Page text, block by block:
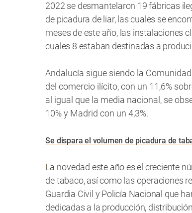
2022 se desmantelaron 19 fábricas
de picadura de liar, las cuales se
meses de este año, las instalaciones
cuales 8 estaban destinadas a
Andalucía sigue siendo la
del comercio ilícito, con un 11,6%
al igual que la media nacional, se
10% y Madrid con un 4,3%.
Se dispara el volumen de picadura de
La novedad este año es el creciente
de tabaco, así como las operaciones
Guardia Civil y Policía Nacional que
dedicadas a la producción,